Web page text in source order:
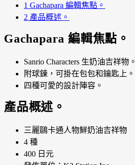
1 Gachapara 編輯焦點。
2 產品概述。
Gachapara 編輯焦點。
Sanrio Characters 生奶油吉祥物。
附球鍊，可掛在包包和鑰匙上。
四種可愛的設計陣容。
產品概述。
三麗鷗卡通人物鮮奶油吉祥物
4 種
400 日元